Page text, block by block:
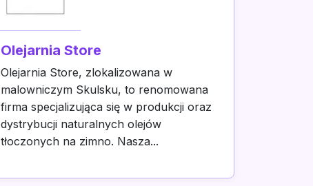
Olejarnia Store
Olejarnia Store, zlokalizowana w
malowniczym Skulsku, to renomowana
firma specjalizująca się w produkcji oraz
dystrybucji naturalnych olejów
tłoczonych na zimno. Nasza...